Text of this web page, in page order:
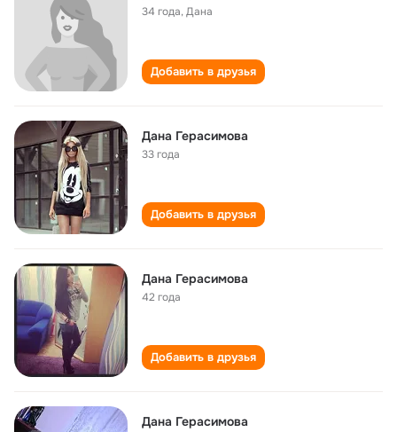
34 года,Дана
Добавить в друзья
Дана Герасимова
33 года
Добавить в друзья
Дана Герасимова
42 года
Добавить в друзья
Дана Герасимова